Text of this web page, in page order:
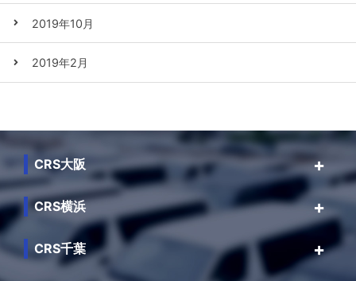
2019年10月
2019年2月
CRS大阪
CRS横浜
CRS千葉